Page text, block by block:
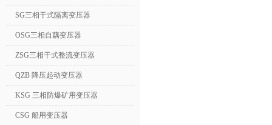
SG三相干式隔离变压器
OSG三相自藕变压器
ZSG三相干式整流变压器
QZB 降压起动变压器
KSG 三相防爆矿用变压器
CSG 船用变压器